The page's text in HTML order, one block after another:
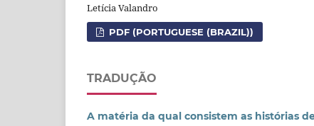
Letícia Valandro
PDF (PORTUGUESE (BRAZIL))
TRADUÇÃO
A matéria da qual consistem as histórias